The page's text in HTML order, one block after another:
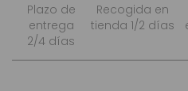
Plazo de
entrega
2/4 días
Recogida en
tienda 1/2 días